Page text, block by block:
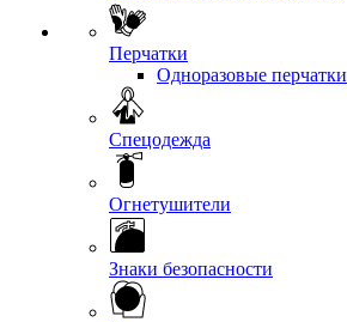
Перчатки
Одноразовые перчатки
Спецодежда
Огнетушители
Знаки безопасности